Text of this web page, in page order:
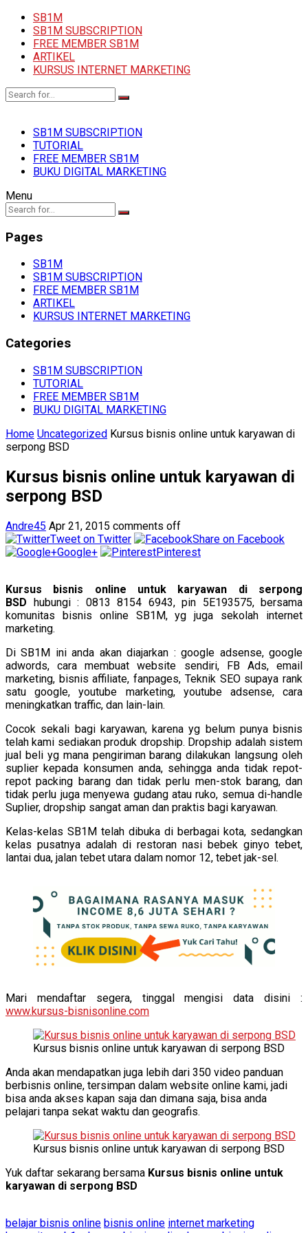
SB1M
SB1M SUBSCRIPTION
FREE MEMBER SB1M
ARTIKEL
KURSUS INTERNET MARKETING
SB1M SUBSCRIPTION
TUTORIAL
FREE MEMBER SB1M
BUKU DIGITAL MARKETING
Menu
Pages
SB1M
SB1M SUBSCRIPTION
FREE MEMBER SB1M
ARTIKEL
KURSUS INTERNET MARKETING
Categories
SB1M SUBSCRIPTION
TUTORIAL
FREE MEMBER SB1M
BUKU DIGITAL MARKETING
Home Uncategorized Kursus bisnis online untuk karyawan di
serpong BSD
Kursus bisnis online untuk karyawan di
serpong BSD
Andre45 Apr 21, 2015 comments off
Tweet on Twitter
Share on Facebook
Google+
Pinterest
Kursus bisnis online untuk karyawan di serpong
BSD hubungi : 0813 8154 6943, pin 5E193575, bersama
komunitas bisnis online SB1M, yg juga sekolah internet
marketing.
Di SB1M ini anda akan diajarkan : google adsense, google
adwords, cara membuat website sendiri, FB Ads, email
marketing, bisnis affiliate, fanpages, Teknik SEO supaya rank
satu google, youtube marketing, youtube adsense, cara
meningkatkan traffic, dan lain-lain.
Cocok sekali bagi karyawan, karena yg belum punya bisnis
telah kami sediakan produk dropship. Dropship adalah sistem
jual beli yg mana pengiriman barang dilakukan langsung oleh
suplier kepada konsumen anda, sehingga anda tidak repot-
repot packing barang dan tidak perlu men-stok barang, dan
tidak perlu juga menyewa gudang atau ruko, semua di-handle
Suplier, dropship sangat aman dan praktis bagi karyawan.
Kelas-kelas SB1M telah dibuka di berbagai kota, sedangkan
kelas pusatnya adalah di restoran nasi bebek ginyo tebet,
lantai dua, jalan tebet utara dalam nomor 12, tebet jak-sel.
Mari mendaftar segera, tinggal mengisi data disini :
www.kursus-bisnisonline.com
Kursus bisnis online untuk karyawan di serpong BSD
Anda akan mendapatkan juga lebih dari 350 video panduan
berbisnis online, tersimpan dalam website online kami, jadi
bisa anda akses kapan saja dan dimana saja, bisa anda
pelajari tanpa sekat waktu dan geografis.
Kursus bisnis online untuk karyawan di serpong BSD
Yuk daftar sekarang bersama Kursus bisnis online untuk
karyawan di serpong BSD
belajar bisnis online bisnis online internet marketing